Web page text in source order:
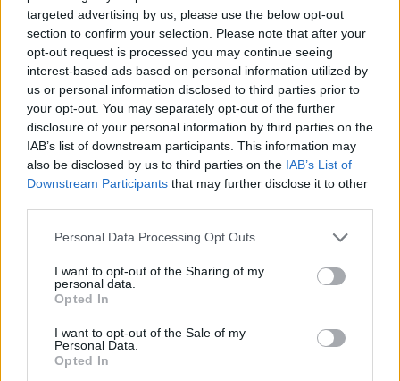
targeted advertising by us, please use the below opt-out
section to confirm your selection. Please note that after your
opt-out request is processed you may continue seeing
interest-based ads based on personal information utilized by
us or personal information disclosed to third parties prior to
your opt-out. You may separately opt-out of the further
disclosure of your personal information by third parties on the
IAB’s list of downstream participants. This information may
also be disclosed by us to third parties on the IAB’s List of
Downstream Participants that may further disclose it to other
Personal Data Processing Opt Outs
I want to opt-out of the Sharing of my
personal data.
Opted In
I want to opt-out of the Sale of my
Personal Data.
Opted In
Ο Διοικητής Πυροσβεστικής
Υπηρεσίας Ηλείας είπε στην ΕΡΤ και
την Δ. Αναργύρου ότι το μέτωπο της
Παλαιοβαρβάσαινας είναι υπό μερικό
έλεγχο και εμφανίζει καλύτερη
εικόνα. Στο συγκεκριμένο μέτωπο
επιχειρούν 38 πυροσβέστες με 14
οχήματα 3 ομάδες πεζοπόρο και
άτομα της ΕΜΑΚ Πάτρας, μία ομάδα
πεζοπόρου τμήματος και δύο
αεροσκάφη Καναντέρ, τρία Air